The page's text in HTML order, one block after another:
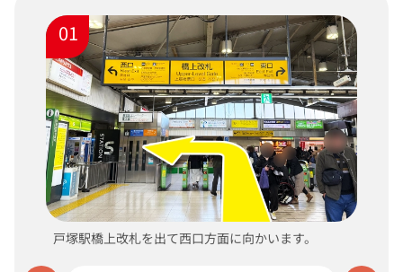
01
戸塚駅橋上改札を出て西口方面に向かいます。